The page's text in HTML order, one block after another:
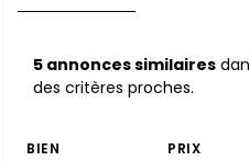
5 annonces similaires
des critères proches.
BIEN PRIX